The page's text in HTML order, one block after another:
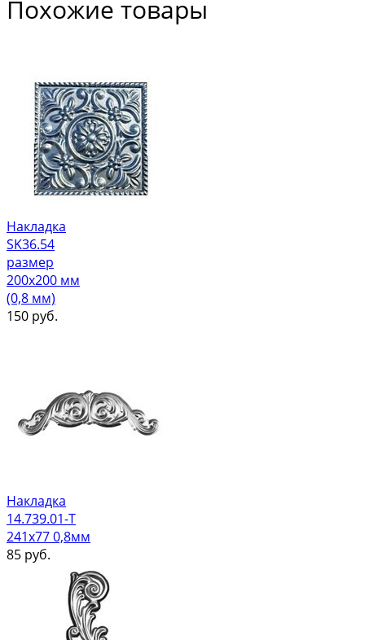
Похожие товары
Накладка
SK36.54
размер
200х200 мм
(0,8 мм)
150 руб.
Накладка
14.739.01-Т
241х77 0,8мм
85 руб.